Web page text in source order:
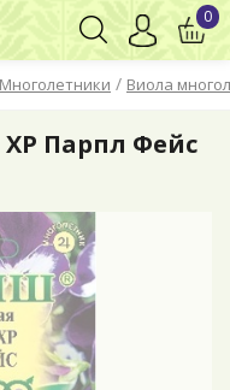
Многолетники / Виола
0
Парпл Фейс